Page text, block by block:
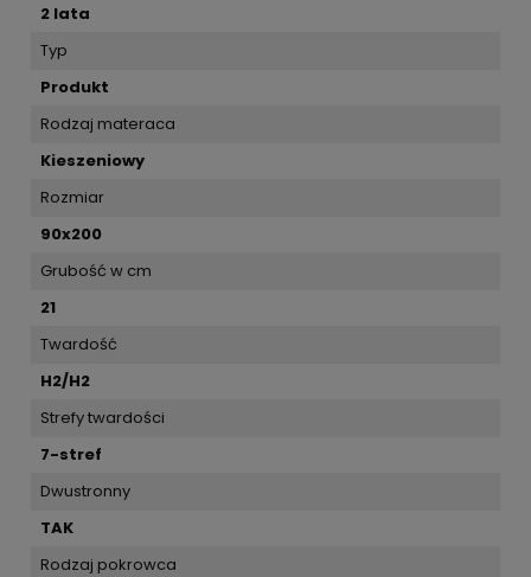
2 lata
Typ
Produkt
Rodzaj materaca
Kieszeniowy
Rozmiar
90x200
Grubość w cm
21
Twardość
H2/H2
Strefy twardości
7-stref
Dwustronny
TAK
Rodzaj pokrowca